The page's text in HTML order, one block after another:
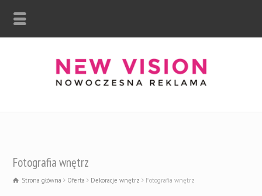
Fotografia wnętrz
Strona główna Oferta Dekoracje wnętrz Fotografia wnętrz